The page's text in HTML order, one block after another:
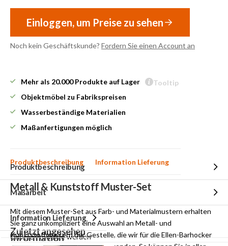
Einloggen, um Preise zu sehen
Noch kein Geschäftskunde? Fordern Sie einen Account an
Mehr als 20.000 Produkte auf Lager
Tooltip
Objektmöbel zu Fabrikspreisen
Wasserbeständige Materialien
Maßanfertigungen möglich
Produktbeschreibung Information Lieferung
Produktbeschreibung
Metall & Kunststoff Muster-Set
Mit diesem Muster-Set aus Farb- und Materialmustern erhalten
Sie ganz unkompliziert eine Auswahl an Metall- und
Kunststoffmustern der Gestelle, die wir für die Ellen-Barhocker
Maßarbeit
Information Lieferung
Information
Unsere Produkte werden
Zuletzt angesehen